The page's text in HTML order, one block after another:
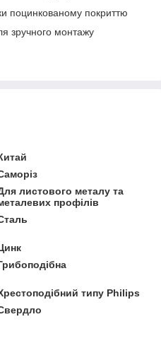
поцинкованому покриттю
зручного монтажу
листового металу та
профілів
типу Philips